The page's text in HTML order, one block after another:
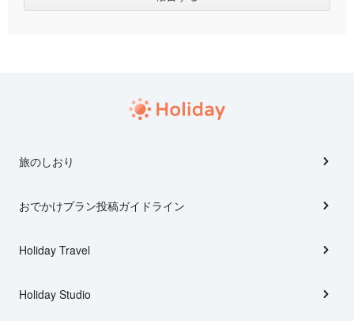
旅のしおり
おでかけプラン投稿ガイドライン
Holiday Travel
Holiday Studio